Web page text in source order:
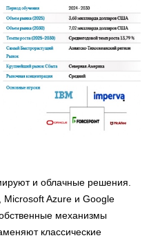
и облачные решения.
Microsoft Azure и Google
механизмы
классические